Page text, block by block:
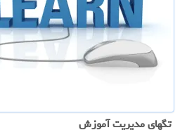
تگهای مدیریت آموزش